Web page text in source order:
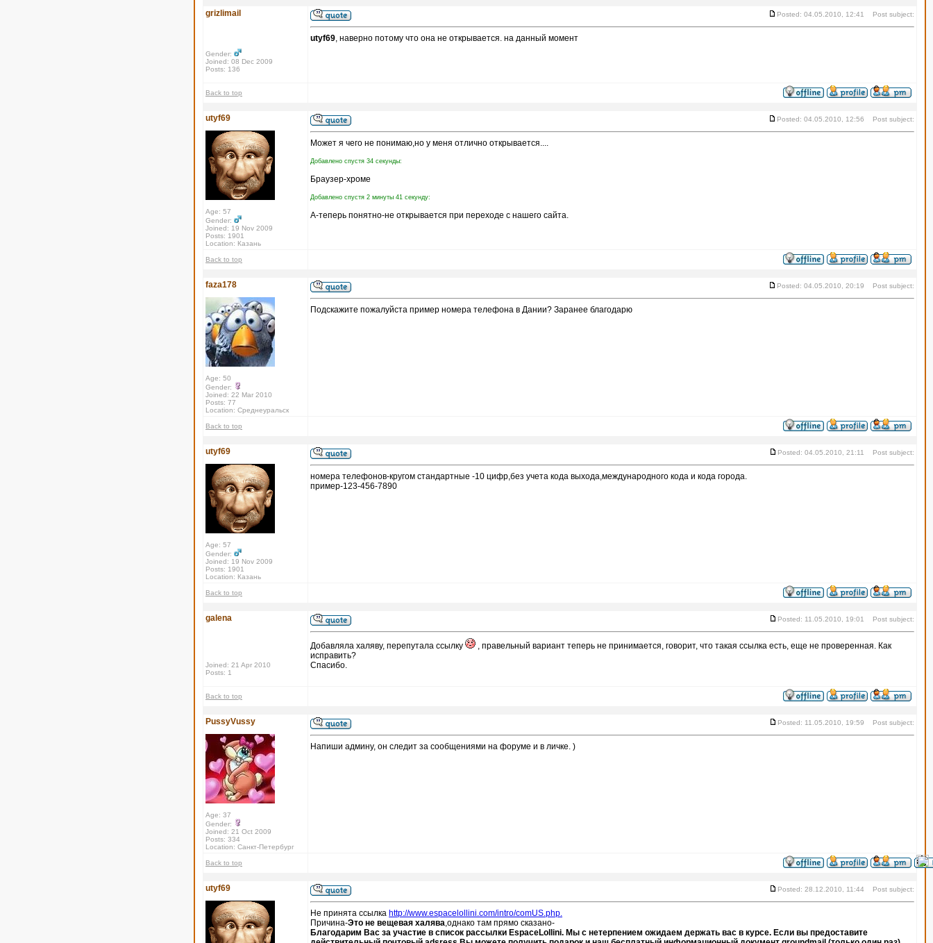
grizlimail
Gender:
Joined: 08 Dec 2009
Posts: 136
Posted: 04.05.2010, 12:41 Post subject:
utyf69, наверно потому что она не открывается. на данный момент
Back to top
utyf69
Age: 57
Gender:
Joined: 19 Nov 2009
Posts: 1901
Location: Казань
Posted: 04.05.2010, 12:56 Post subject:
Может я чего не понимаю,но у меня отлично открывается....
Добавлено спустя 34 секунды:
Браузер-хроме
Добавлено спустя 2 минуты 41 секунду:
А-теперь понятно-не открывается при переходе с нашего сайта.
Back to top
faza178
Age: 50
Gender:
Joined: 22 Mar 2010
Posts: 77
Location: Среднеуральск
Posted: 04.05.2010, 20:19 Post subject:
Подскажите пожалуйста пример номера телефона в Дании? Заранее благодарю
Back to top
utyf69
Age: 57
Gender:
Joined: 19 Nov 2009
Posts: 1901
Location: Казань
Posted: 04.05.2010, 21:11 Post subject:
номера телефонов-кругом стандартные -10 цифр,без учета кода выхода,международного кода и кода города.
пример-123-456-7890
Back to top
galena
Joined: 21 Apr 2010
Posts: 1
Posted: 11.05.2010, 19:01 Post subject:
Добавляла халяву, перепутала ссылку
, правельный вариант теперь не принимается, говорит, что такая ссылка есть, еще не проверенная. Как
исправить?
Спасибо.
Back to top
PussyVussy
Age: 37
Gender:
Joined: 21 Oct 2009
Posts: 334
Location: Санкт-Петербург
Posted: 11.05.2010, 19:59 Post subject:
Напиши админу, он следит за сообщениями на форуме и в личке. )
Back to top
utyf69 Posted: 28.12.2010, 11:44 Post subject:
Не принята ссылка http://www.espacelollini.com/intro/comUS.php.
Причина-Это не вещевая халява,однако там прямо сказано-
Благодарим Вас за участие в список рассылки EspaceLollini. Мы с нетерпением ожидаем держать вас в курсе. Если вы предоставите